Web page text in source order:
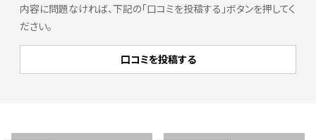
内容に問題なければ、下記の「口コミを投稿する」ボタンを押してく
ださい。